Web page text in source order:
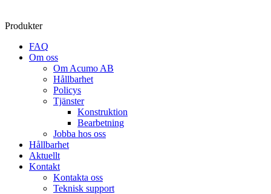
Produkter
FAQ
Om oss
Om Acumo AB
Hållbarhet
Policys
Tjänster
Konstruktion
Bearbetning
Jobba hos oss
Hållbarhet
Aktuellt
Kontakt
Kontakta oss
Teknisk support